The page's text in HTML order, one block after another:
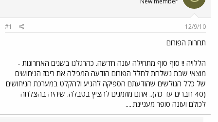
ה
ו
ש
א
ם
ר
12/9/10
#1
תחרות הפורום
הללויה !! סוף סוף מתחילה עונה חדשה. כהרגלנו בשנים האחרונות -
מוצאי שבת נשלחת לחלל הפורום הודעה המכילה את ריכוז הניחושים
של כלל הגולשים שהודעתם הספיקה להגיע ולהקלט במערכת הניחושים
(40 חברים עד כה).. אתם מוזמנים להציץ בטבלה. שיהיה בהצלחה
לכולם ועונה סופר מעניינת.....